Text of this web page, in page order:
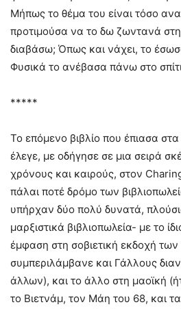
Μήπως το θέμα του είναι τόσο
προτιμούσα να το δω ζωντανά
διαβάσω; Όπως και νάχει, το
Φυσικά το ανέβασα πάνω στο
*****
Το επόμενο βιβλίο που έπιασα
έλεγε, με οδήγησε σε μια σειρά
χρόνους και καιρούς, στον
πάλαι ποτέ δρόμο των
υπήρχαν δύο πολύ δυνατά,
μαρξιστικά βιβλιοπωλεία- με το
έμφαση στη σοβιετική εκδοχή
συμπεριλάμβανε και Γάλλους
άλλων), και το άλλο στη μαοϊκή
το Βιετνάμ, τον Μάη του 68, και